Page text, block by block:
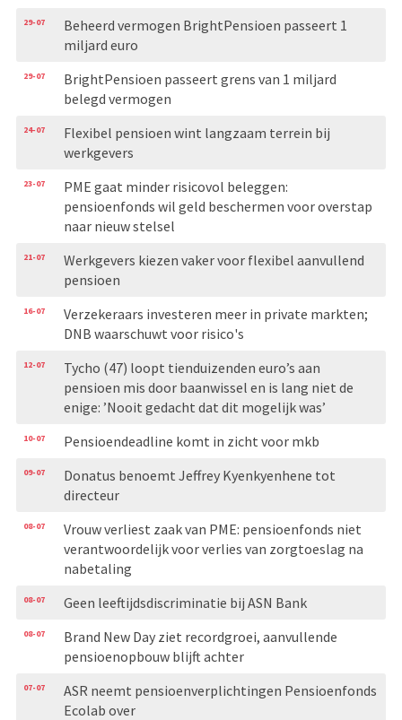
29-07
Beheerd vermogen BrightPensioen passeert 1
miljard euro
29-07
BrightPensioen passeert grens van 1 miljard
belegd vermogen
24-07
Flexibel pensioen wint langzaam terrein bij
werkgevers
23-07
PME gaat minder risicovol beleggen:
pensioenfonds wil geld beschermen voor overstap
naar nieuw stelsel
21-07
Werkgevers kiezen vaker voor flexibel aanvullend
pensioen
16-07
Verzekeraars investeren meer in private markten;
DNB waarschuwt voor risico's
12-07
Tycho (47) loopt tienduizenden euro’s aan
pensioen mis door baanwissel en is lang niet de
enige: ’Nooit gedacht dat dit mogelijk was’
10-07 Pensioendeadline komt in zicht voor mkb
09-07
Donatus benoemt Jeffrey Kyenkyenhene tot
directeur
08-07
Vrouw verliest zaak van PME: pensioenfonds niet
verantwoordelijk voor verlies van zorgtoeslag na
nabetaling
08-07 Geen leeftijdsdiscriminatie bij ASN Bank
08-07
Brand New Day ziet recordgroei, aanvullende
pensioenopbouw blijft achter
07-07
ASR neemt pensioenverplichtingen Pensioenfonds
Ecolab over